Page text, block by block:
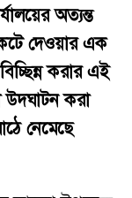
অত্যন্ত
দেওয়ার এক
করার এই
উদঘাটন করা
নেমেছে